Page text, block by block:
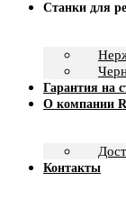
Станки для
Гарантия на
О компании
Контакты